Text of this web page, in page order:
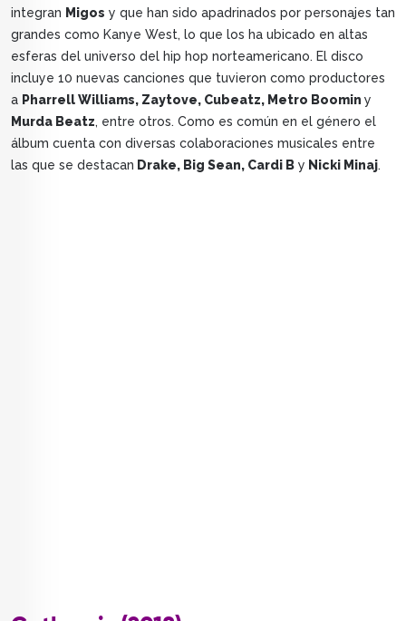
integran Migos y que han sido apadrinados por personajes tan
grandes como Kanye West, lo que los ha ubicado en altas
esferas del universo del hip hop norteamericano. El disco
incluye 10 nuevas canciones que tuvieron como productores
a Pharrell Williams, Zaytove, Cubeatz, Metro Boomin y
Murda Beatz, entre otros. Como es común en el género el
álbum cuenta con diversas colaboraciones musicales entre
las que se destacan Drake, Big Sean, Cardi B y Nicki Minaj.